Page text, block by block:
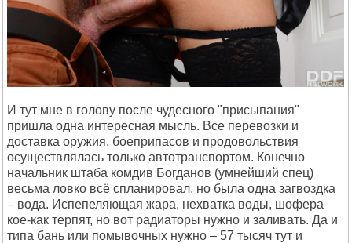
И тут мне в голову после чудесного "присыпания"
пришла одна интересная мысль. Все перевозки и
доставка оружия, боеприпасов и продовольствия
осуществлялась только автотранспортом. Конечно
начальник штаба комдив Богданов (умнейший спец)
весьма ловко всё спланировал, но была одна загвоздка
– вода. Испепеляющая жара, нехватка воды, шофера
кое-как терпят, но вот радиаторы нужно и заливать. Да и
типа бань или помывочных нужно – 57 тысяч тут и